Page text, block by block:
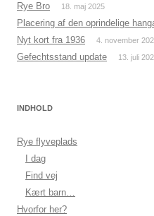
Rye Bro 18. maj 2025
Placering af den oprindelige
Nyt kort fra 1936 4. november
Gefechtsstand update 13. juli
INDHOLD
Rye flyveplads
I dag
Find vej
Kært barn…
Hvorfor her?